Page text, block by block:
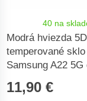
40 na
Modrá hviezda 5D
temperované sklo
Samsung A22 5G
11,90 €